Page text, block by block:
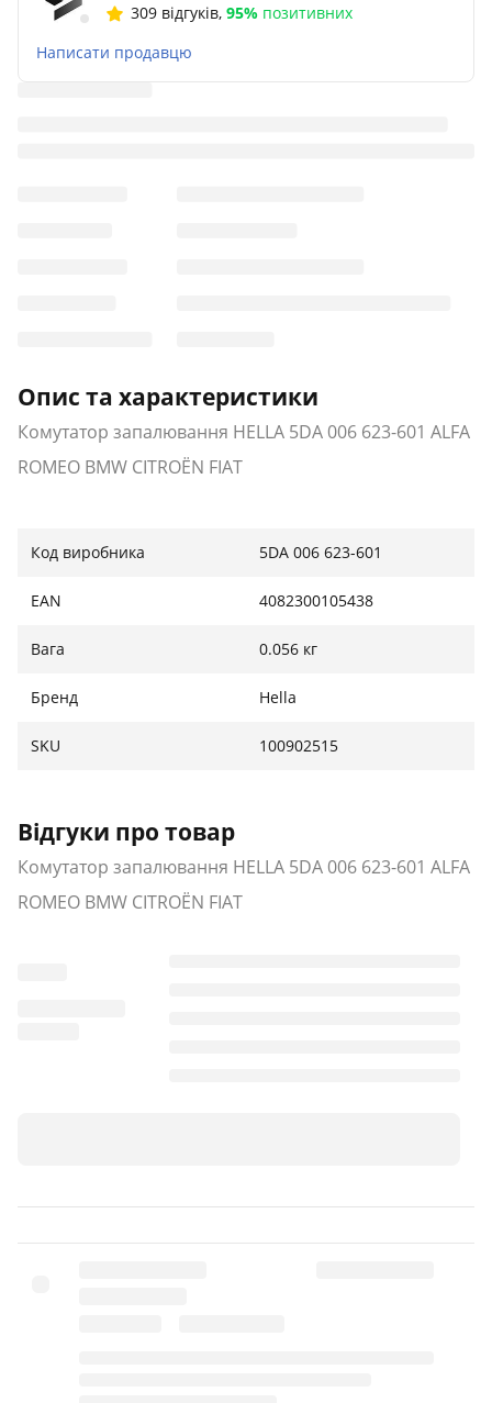
309 відгуків, 95% позитивних
Написати продавцю
Опис та характеристики
Комутатор запалювання HELLA 5DA 006 623-601 ALFA
ROMEO BMW CITROËN FIAT
Код виробника 5DA 006 623-601
EAN 4082300105438
Вага 0.056 кг
Бренд Hella
SKU 100902515
Відгуки про товар
Комутатор запалювання HELLA 5DA 006 623-601 ALFA
ROMEO BMW CITROËN FIAT